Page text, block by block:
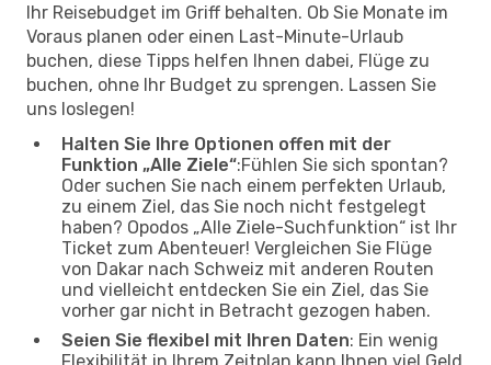
Ihr Reisebudget im Griff behalten. Ob Sie Monate im
Voraus planen oder einen Last-Minute-Urlaub
buchen, diese Tipps helfen Ihnen dabei, Flüge zu
buchen, ohne Ihr Budget zu sprengen. Lassen Sie
uns loslegen!
Halten Sie Ihre Optionen offen mit der
Funktion „Alle Ziele“:Fühlen Sie sich spontan?
Oder suchen Sie nach einem perfekten Urlaub,
zu einem Ziel, das Sie noch nicht festgelegt
haben? Opodos „Alle Ziele-Suchfunktion“ ist Ihr
Ticket zum Abenteuer! Vergleichen Sie Flüge
von Dakar nach Schweiz mit anderen Routen
und vielleicht entdecken Sie ein Ziel, das Sie
vorher gar nicht in Betracht gezogen haben.
Seien Sie flexibel mit Ihren Daten: Ein wenig